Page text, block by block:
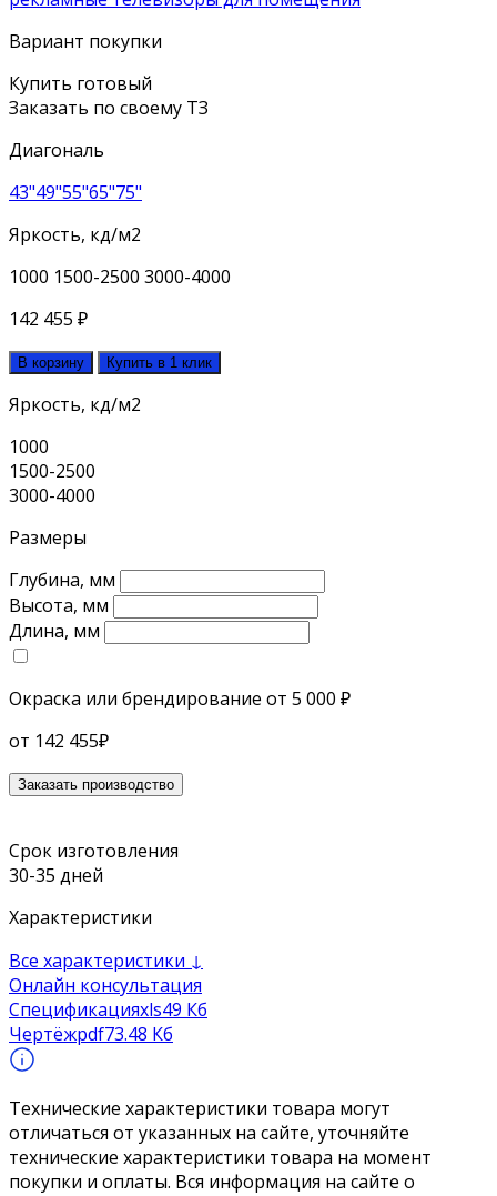
Вариант покупки
Купить готовый
Заказать по своему ТЗ
Диагональ
43"49"55"65"75"
Яркость, кд/м2
1000 1500-2500 3000-4000
142 455 ₽
В корзину Купить в 1 клик
Яркость, кд/м2
1000
1500-2500
3000-4000
Размеры
Глубина, мм
Высота, мм
Длина, мм
Окраска или брендирование от 5 000 ₽
от 142 455₽
Заказать производство
Срок изготовления
30-35 дней
Характеристики
Все характеристики ↓
Онлайн консультация
Спецификацияxls49 Кб
Чертёжpdf73.48 Кб
Технические характеристики товара могут
отличаться от указанных на сайте, уточняйте
технические характеристики товара на момент
покупки и оплаты. Вся информация на сайте о